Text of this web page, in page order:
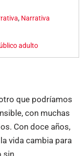
, Narrativa
adulto
que podríamos
con muchas
Con doce años,
vida cambia para
sin